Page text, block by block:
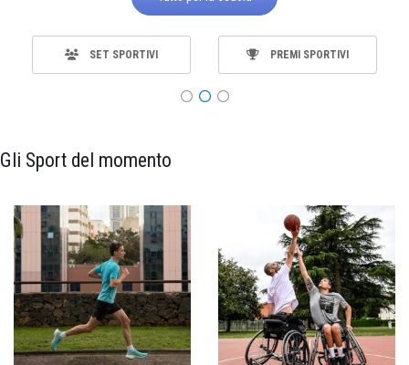
SET SPORTIVI PREMI SPORTIVI
Gli Sport del momento